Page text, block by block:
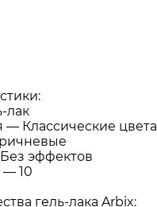
лак
— Классические цвета
эффектов
10
гель-лака Arbix: